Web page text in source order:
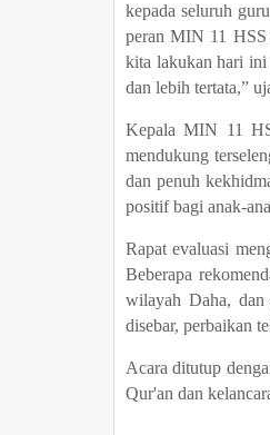
kepada seluruh
peran MIN 11 HSS
kita lakukan hari ini
dan lebih tertata,”
Kepala MIN 11
mendukung
dan penuh
positif bagi anak-
Rapat evaluasi
Beberapa
wilayah Daha, dan
disebar, perbaikan
Acara ditutup
Qur'an dan